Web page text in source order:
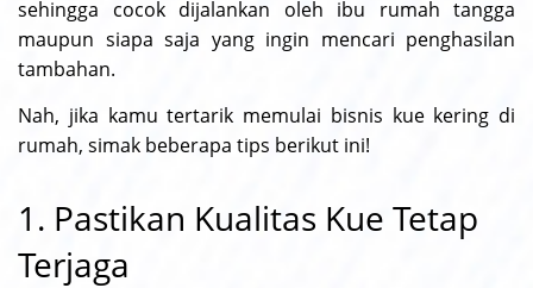
sehingga cocok dijalankan oleh ibu rumah tangga
maupun siapa saja yang ingin mencari penghasilan
tambahan.
Nah, jika kamu tertarik memulai bisnis kue kering di
rumah, simak beberapa tips berikut ini!
1. Pastikan Kualitas Kue Tetap
Terjaga